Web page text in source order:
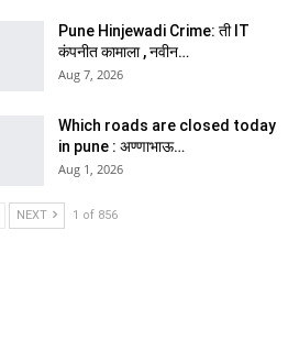
Pune Hinjewadi Crime: ती IT
कंपनीत कामाला , नवीन…
Aug 7, 2026
Which roads are closed today
in pune : अण्णाभाऊ…
Aug 1, 2026
NEXT 1 of 856